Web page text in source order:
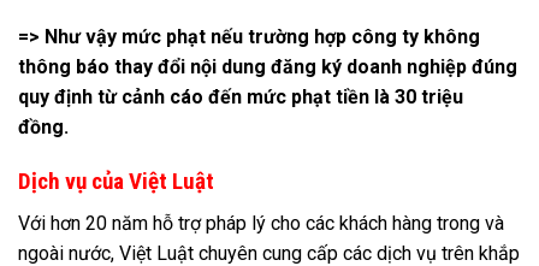
=> Như vậy mức phạt nếu trường hợp công ty không
thông báo thay đổi nội dung đăng ký doanh nghiệp đúng
quy định từ cảnh cáo đến mức phạt tiền là 30 triệu
đồng.
Dịch vụ của Việt Luật
Với hơn 20 năm hỗ trợ pháp lý cho các khách hàng trong và
ngoài nước, Việt Luật chuyên cung cấp các dịch vụ trên khắp